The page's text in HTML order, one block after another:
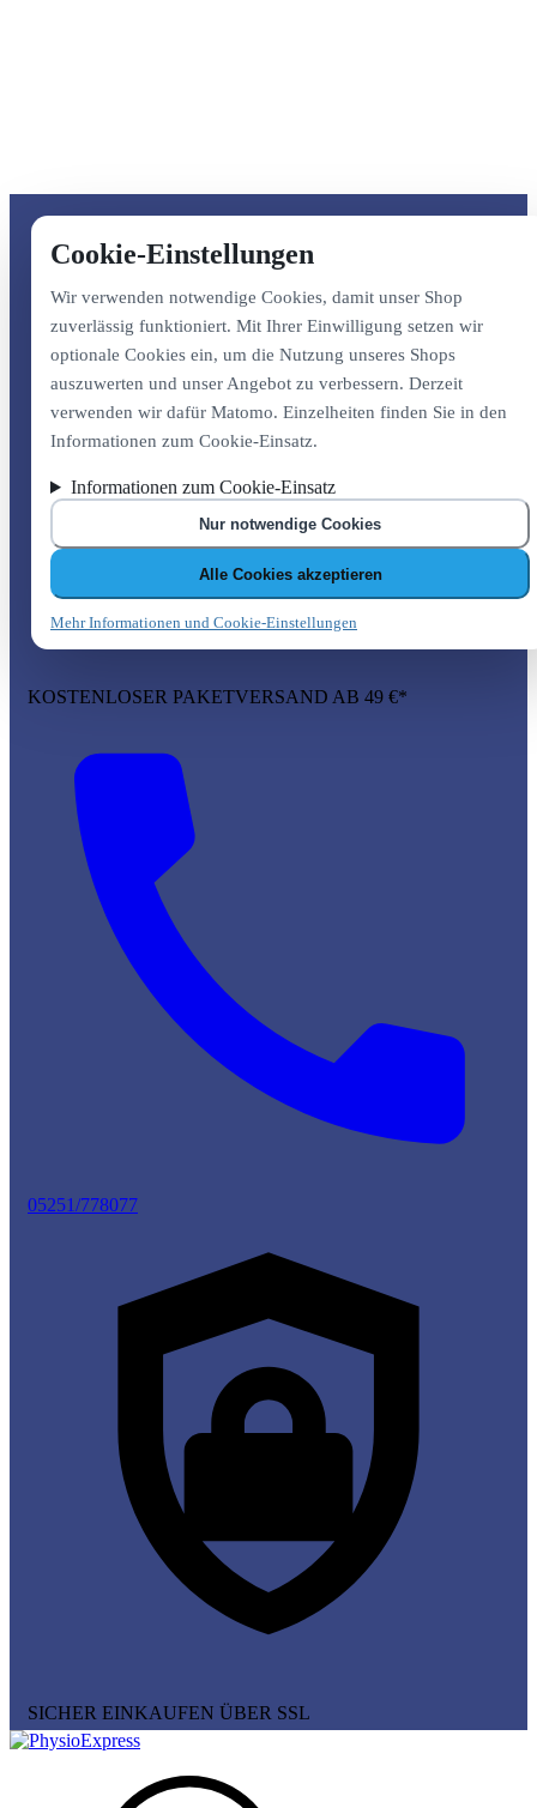
Cookie-Einstellungen
Wir verwenden notwendige Cookies, damit unser Shop
zuverlässig funktioniert. Mit Ihrer Einwilligung setzen wir
optionale Cookies ein, um die Nutzung unseres Shops
auszuwerten und unser Angebot zu verbessern. Derzeit
verwenden wir dafür Matomo. Einzelheiten finden Sie in den
Informationen zum Cookie-Einsatz.
Informationen zum Cookie-Einsatz
Nur notwendige Cookies
Alle Cookies akzeptieren
Mehr Informationen und Cookie-Einstellungen
KOSTENLOSER PAKETVERSAND AB 49 €*
05251/778077
SICHER EINKAUFEN ÜBER SSL